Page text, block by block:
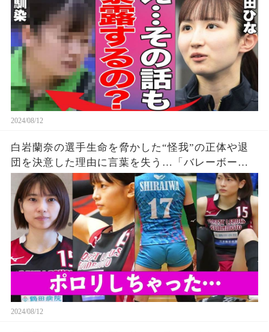
子シングルス】
2024/08/12
白岩蘭奈の選手生命を脅かした“怪我”の正体や退
団を決意した理由に言葉を失う…「バレーボー
ル」で活躍する選手の“熱愛”の真相に驚きを隠せ
ない…
2024/08/12